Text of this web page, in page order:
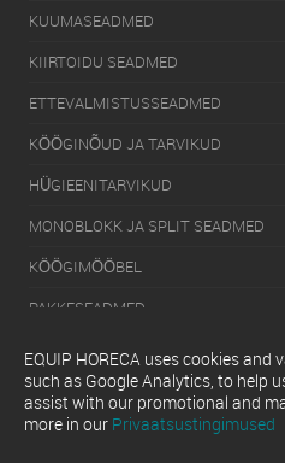
KUUMASEADMED
KIIRTOIDU SEADMED
ETTEVALMISTUSSEADMED
KÖÖGINÕUD JA TARVIKUD
HÜGIEENITARVIKUD
MONOBLOKK JA SPLIT SEADMED
KÖÖGIMÖÖBEL
PAKKESEADMED
KÜLMUTUSSEADMED
SERVEERIMISSEADMED
NÕUDEPESUMASINAD
EQUIP HORECA uses cookies
such as Google Analytics, to help
assist with our promotional and
more in our Privaatsustingimused